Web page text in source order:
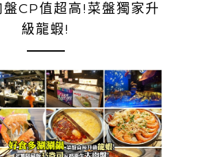
盤CP值超高!菜盤獨家升
級龍蝦!